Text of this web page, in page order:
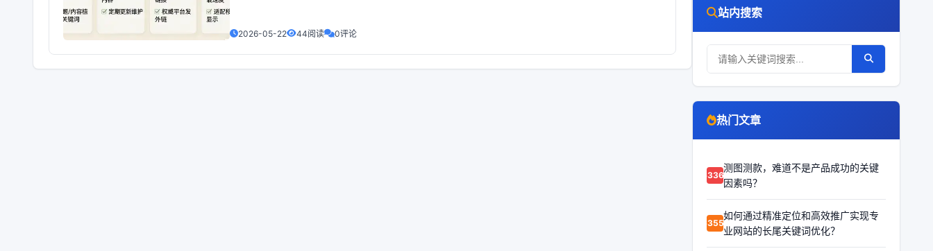
2026-05-22 44阅读 0评论
站内搜索
热门文章
63367
测图测款，难道不是产品成功的关键
因素吗？
63551
如何通过精准定位和高效推广实现专
业网站的长尾关键词优化？